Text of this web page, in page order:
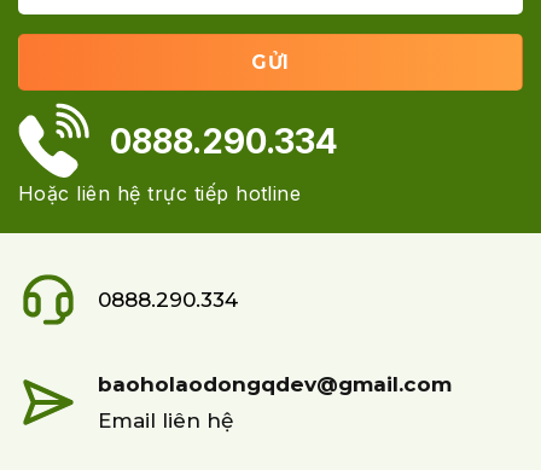
0888.290.334
Hoặc liên hệ trực tiếp hotline
0888.290.334
baoholaodongqdev@gmail.com
Email liên hệ